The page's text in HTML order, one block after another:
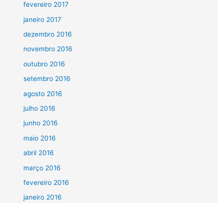
fevereiro 2017
janeiro 2017
dezembro 2016
novembro 2016
outubro 2016
setembro 2016
agosto 2016
julho 2016
junho 2016
maio 2016
abril 2016
março 2016
fevereiro 2016
janeiro 2016